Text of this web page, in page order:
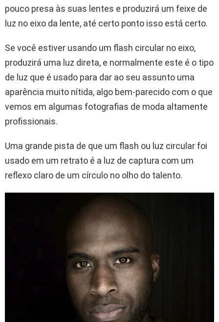
pouco presa às suas lentes e produzirá um feixe de
luz no eixo da lente, até certo ponto isso está certo.
Se você estiver usando um flash circular no eixo,
produzirá uma luz direta, e normalmente este é o tipo
de luz que é usado para dar ao seu assunto uma
aparência muito nítida, algo bem-parecido com o que
vemos em algumas fotografias de moda altamente
profissionais.
Uma grande pista de que um flash ou luz circular foi
usado em um retrato é a luz de captura com um
reflexo claro de um círculo no olho do talento.